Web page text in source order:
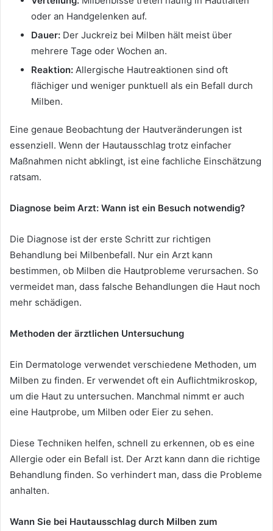
oder an Handgelenken auf.
Dauer: Der Juckreiz bei Milben hält meist über
mehrere Tage oder Wochen an.
Reaktion: Allergische Hautreaktionen sind oft
flächiger und weniger punktuell als ein Befall durch
Milben.
Eine genaue Beobachtung der Hautveränderungen ist
essenziell. Wenn der Hautausschlag trotz einfacher
Maßnahmen nicht abklingt, ist eine fachliche Einschätzung
ratsam.
Diagnose beim Arzt: Wann ist ein Besuch notwendig?
Die Diagnose ist der erste Schritt zur richtigen
Behandlung bei Milbenbefall. Nur ein Arzt kann
bestimmen, ob Milben die Hautprobleme verursachen. So
vermeidet man, dass falsche Behandlungen die Haut noch
mehr schädigen.
Methoden der ärztlichen Untersuchung
Ein Dermatologe verwendet verschiedene Methoden, um
Milben zu finden. Er verwendet oft ein Auflichtmikroskop,
um die Haut zu untersuchen. Manchmal nimmt er auch
eine Hautprobe, um Milben oder Eier zu sehen.
Diese Techniken helfen, schnell zu erkennen, ob es eine
Allergie oder ein Befall ist. Der Arzt kann dann die richtige
Behandlung finden. So verhindert man, dass die Probleme
anhalten.
Wann Sie bei Hautausschlag durch Milben zum